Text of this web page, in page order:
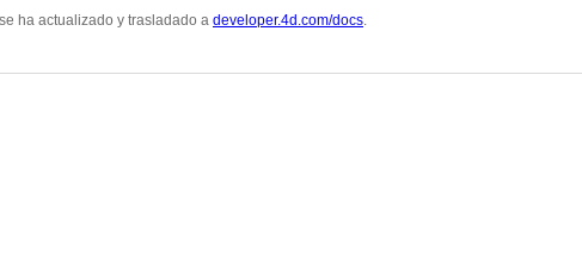
ha actualizado y trasladado a developer.4d.com/docs.